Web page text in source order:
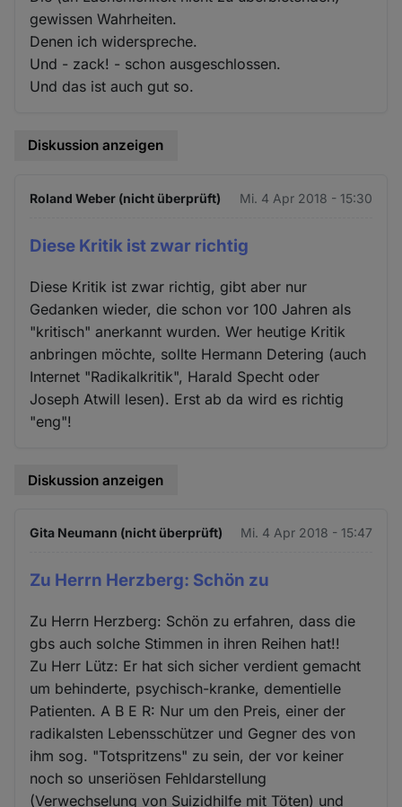
gewissen Wahrheiten.
Denen ich widerspreche.
Und - zack! - schon ausgeschlossen.
Und das ist auch gut so.
Diskussion anzeigen
Roland Weber (nicht überprüft) Mi. 4 Apr 2018 - 15:30
Diese Kritik ist zwar richtig
Diese Kritik ist zwar richtig, gibt aber nur
Gedanken wieder, die schon vor 100 Jahren als
"kritisch" anerkannt wurden. Wer heutige Kritik
anbringen möchte, sollte Hermann Detering (auch
Internet "Radikalkritik", Harald Specht oder
Joseph Atwill lesen). Erst ab da wird es richtig
"eng"!
Diskussion anzeigen
Gita Neumann (nicht überprüft) Mi. 4 Apr 2018 - 15:47
Zu Herrn Herzberg: Schön zu
Zu Herrn Herzberg: Schön zu erfahren, dass die
gbs auch solche Stimmen in ihren Reihen hat!!
Zu Herr Lütz: Er hat sich sicher verdient gemacht
um behinderte, psychisch-kranke, dementielle
Patienten. A B E R: Nur um den Preis, einer der
radikalsten Lebensschützer und Gegner des von
ihm sog. "Totspritzens" zu sein, der vor keiner
noch so unseriösen Fehldarstellung
(Verwechselung von Suizidhilfe mit Töten) und